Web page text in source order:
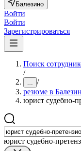
Балезино
Войти
Войти
Зарегистрироваться
Поиск
/
... /
резюме в
юрист судебно-
юрист судебно-